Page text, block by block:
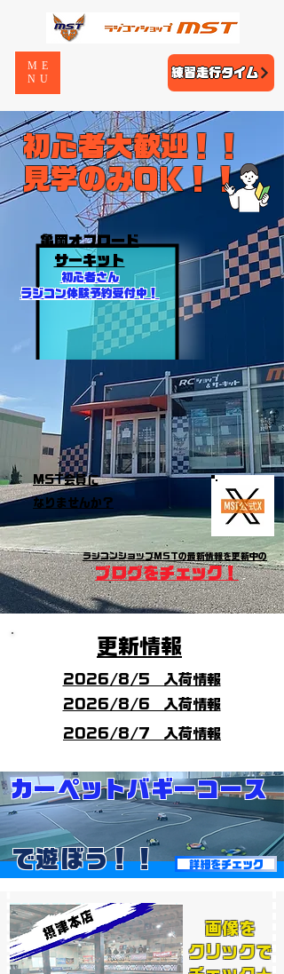
ME
NU
練習走行タイム
初心者大歓迎！！
​見学のみOK！！
​亀岡オフロード
サーキット
初心者さん
ラジコン体験予約受付中！
MST会員に
なりませんか？
ラジコンショップMSTの最新情報を更新中の
ブログをチェック！
​更新情報
2026/8/5 入荷情報
2026/8/6 ​入荷情報
2026/8/7 入荷情報
カーペットバギーコース
​で遊ぼう！！ 詳細をチェック
​画像を
​クリックで